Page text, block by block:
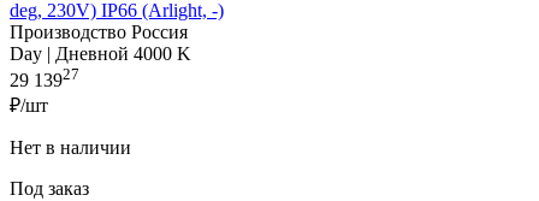
deg, 230V) IP66 (Arlight, -)
Производство Россия
Day | Дневной 4000 K
29 13927
₽/шт
Нет в наличии
Под заказ